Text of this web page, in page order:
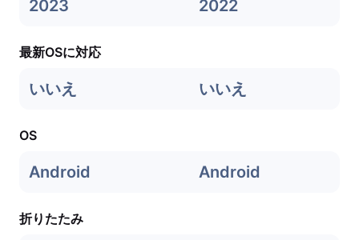
2023 2022
最新OSに対応
いいえ いいえ
OS
Android Android
折りたたみ